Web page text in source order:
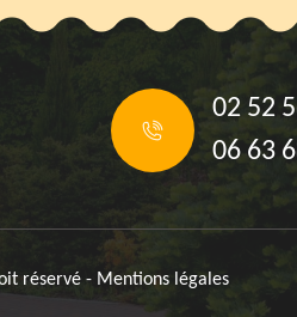
02 52
06 63
réservé - Mentions légales